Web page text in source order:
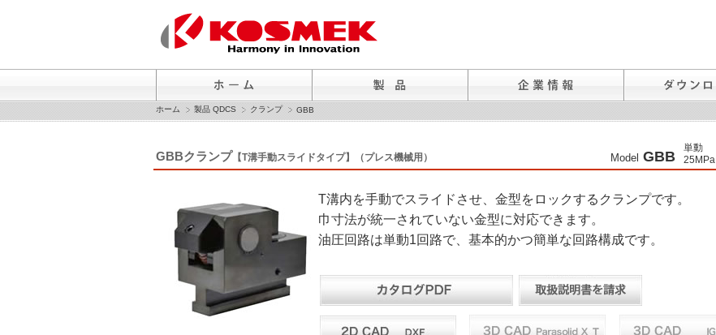
ホーム 製品 QDCS クランプ GBB
GBBクランプ 【T溝手動スライドタイプ】（プレス機械用） Model GBB
単動
25MPa
T溝内を手動でスライドさせ、金型をロックするクランプです。
巾寸法が統一されていない金型に対応できます。
油圧回路は単動1回路で、基本的かつ簡単な回路構成です。